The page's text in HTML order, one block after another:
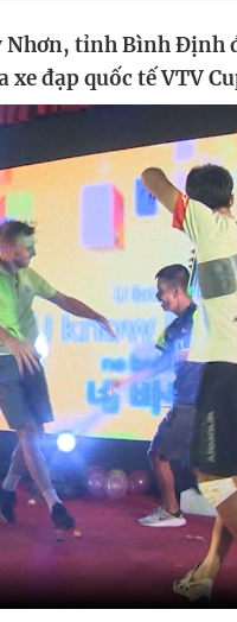
tỉnh Bình Định
đạp quốc tế VTV